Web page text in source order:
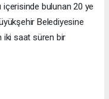
içerisinde bulunan 20 ye
Belediyesine
iki saat süren bir